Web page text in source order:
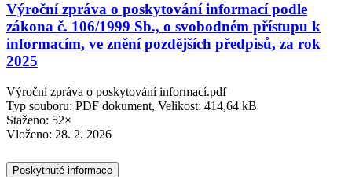
Výroční zpráva o poskytování informací podle
zákona č. 106/1999 Sb., o svobodném přístupu k
informacím, ve znění pozdějších předpisů, za rok
2025
Výroční zpráva o poskytování informací.pdf
Typ souboru: PDF dokument, Velikost: 414,64 kB
Staženo: 52×
Vloženo: 28. 2. 2026
Poskytnuté informace